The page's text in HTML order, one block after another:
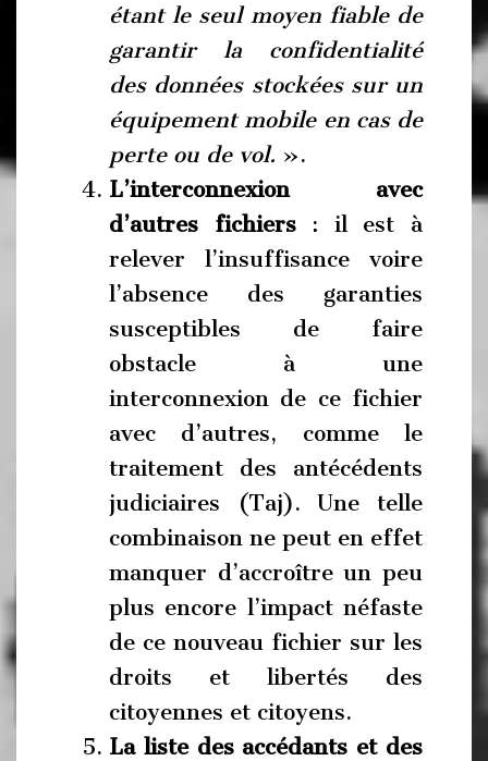
étant le seul moyen fiable de
garantir la confidentialité
des données stockées sur un
équipement mobile en cas de
perte ou de vol. ».
L’interconnexion avec
d’autres fichiers: il est à
relever l’insuffisance voire
l’absence des garanties
susceptibles de faire
obstacle à une
interconnexion de ce fichier
avec d’autres, comme le
traitement des antécédents
judiciaires (Taj). Une telle
combinaison ne peut en effet
manquer d’accroître un peu
plus encore l’impact néfaste
de ce nouveau fichier sur les
droits et libertés des
citoyennes et citoyens.
La liste des accédants et des